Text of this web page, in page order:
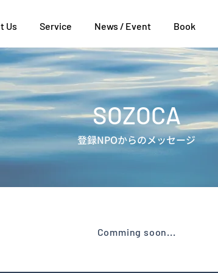
Us Service News / Event Book
Sozoca
登録NPOからのメッセージ
SOZOCA
​登録NPOからのメッセージ
Comming soon...